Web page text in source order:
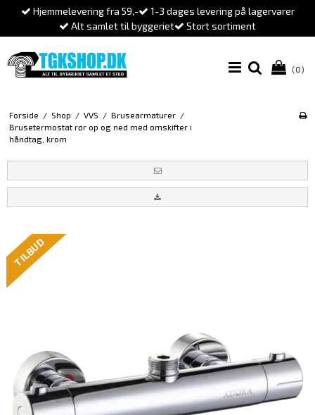
Hjemmelevering fra 59,-
1-3 dages levering på lagervarer
Alt samlet til byggeriet
Stort sortiment
(0)
Forside / Shop / VVS / Brusearmaturer /
Brusetermostat rør op og ned med omskifter i
håndtag, krom
TILBUD